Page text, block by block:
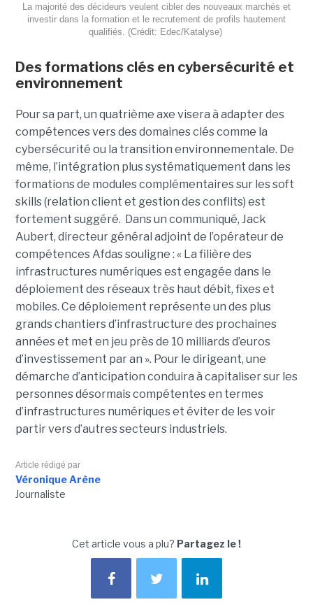
La majorité des décideurs veulent cibler des nouveaux marchés et
investir dans la formation et le recrutement de profils hautement
qualifiés. (Crédit: Edec/Katalyse)
Des formations clés en cybersécurité et
environnement
Pour sa part, un quatrième axe visera à adapter des
compétences vers des domaines clés comme la
cybersécurité ou la transition environnementale. De
même, l’intégration plus systématiquement dans les
formations de modules complémentaires sur les soft
skills (relation client et gestion des conflits) est
fortement suggéré. Dans un communiqué, Jack
Aubert, directeur général adjoint de l’opérateur de
compétences Afdas souligne : « La filière des
infrastructures numériques est engagée dans le
déploiement des réseaux très haut débit, fixes et
mobiles. Ce déploiement représente un des plus
grands chantiers d’infrastructure des prochaines
années et met en jeu près de 10 milliards d’euros
d’investissement par an ». Pour le dirigeant, une
démarche d’anticipation conduira à capitaliser sur les
personnes désormais compétentes en termes
d’infrastructures numériques et éviter de les voir
partir vers d’autres secteurs industriels.
Article rédigé par
Véronique Arène
Journaliste
Cet article vous a plu? Partagez le !